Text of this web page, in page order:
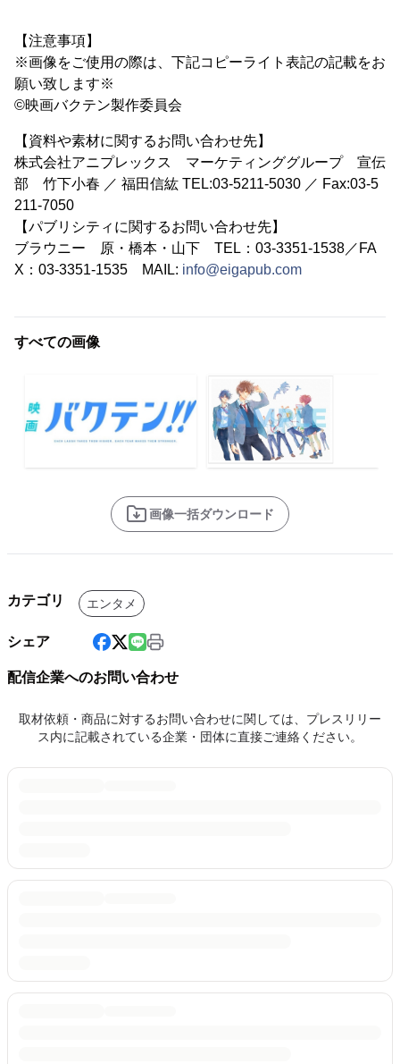
【注意事項】
※画像をご使用の際は、下記コピーライト表記の記載をお
願い致します※
©映画バクテン製作委員会
【資料や素材に関するお問い合わせ先】
株式会社アニプレックス マーケティンググループ 宣伝
部 竹下小春 ／ 福田信紘 TEL:03-5211-5030 ／ Fax:03-5
211-7050
【パブリシティに関するお問い合わせ先】
ブラウニー 原・橋本・山下 TEL：03-3351-1538／FA
X：03-3351-1535 MAIL: info@eigapub.com
すべての画像
画像一括ダウンロード
カテゴリ エンタメ
シェア
配信企業へのお問い合わせ
取材依頼・商品に対するお問い合わせに関しては、プレスリリー
ス内に記載されている企業・団体に直接ご連絡ください。